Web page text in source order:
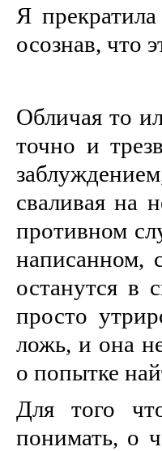
Я
осознав, что
Обличая то
точно и
сваливая на
противном
написанном,
останутся в
просто
ложь, и она
о попытке
Для того
понимать, о